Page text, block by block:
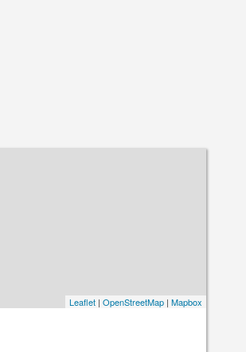
Leaflet| OpenStreetMap| Mapbox